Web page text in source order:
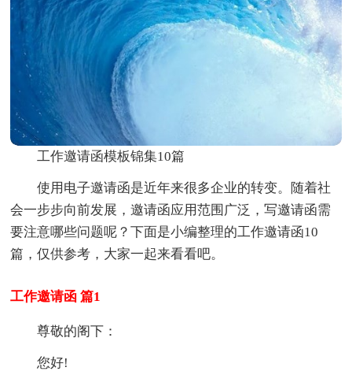
工作邀请函模板锦集10篇
使用电子邀请函是近年来很多企业的转变。随着社
会一步步向前发展，邀请函应用范围广泛，写邀请函需
要注意哪些问题呢？下面是小编整理的工作邀请函10
篇，仅供参考，大家一起来看看吧。
工作邀请函 篇1
尊敬的阁下：
您好!